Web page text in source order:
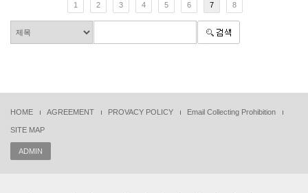
1 2 3 4 5 6 7 8
HOME AGREEMENT PROVACY POLICY Email Collecting Prohibition
SITE MAP
ADMIN